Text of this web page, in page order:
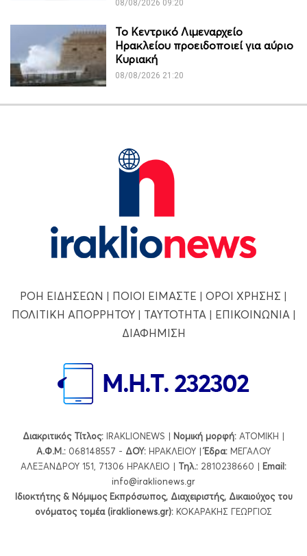
08/08/2026 09:20
Το Κεντρικό Λιμεναρχείο
Ηρακλείου προειδοποιεί για αύριο
Κυριακή
08/08/2026 21:20
ΡΟΗ ΕΙΔΗΣΕΩΝ | ΠΟΙΟΙ ΕΙΜΑΣΤΕ | ΟΡΟΙ ΧΡΗΣΗΣ |
ΠΟΛΙΤΙΚΗ ΑΠΟΡΡΗΤΟΥ| ΤΑΥΤΟΤΗΤΑ | ΕΠΙΚΟΙΝΩΝΙΑ |
ΔΙΑΦΗΜΙΣΗ
Διακριτικός Τίτλος: IRAKLIONEWS | Νομική μορφή: ΑΤΟΜΙΚΗ |
Α.Φ.Μ.: 068148557 - ΔΟΥ: ΗΡΑΚΛΕΙΟΥ |Έδρα: ΜΕΓΑΛΟΥ
ΑΛΕΞΑΝΔΡΟΥ 151, 71306 ΗΡΑΚΛΕΙΟ | Τηλ.: 2810238660 | Εmail:
info@iraklionews.gr
Ιδιοκτήτης & Νόμιμος Εκπρόσωπος, Διαχειριστής, Δικαιούχος του
ονόματος τομέα (iraklionews.gr): ΚΟΚΑΡΑΚΗΣ ΓΕΩΡΓΙΟΣ